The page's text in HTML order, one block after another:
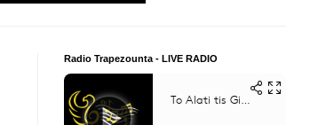
Radio Trapezounta - LIVE RADIO